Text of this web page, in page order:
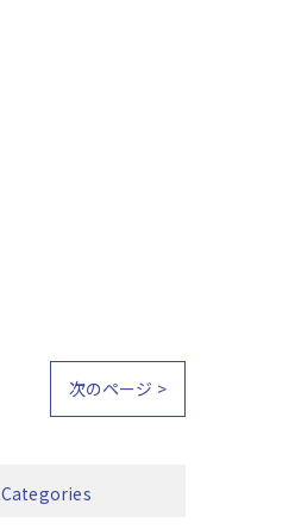
次のページ >
Categories